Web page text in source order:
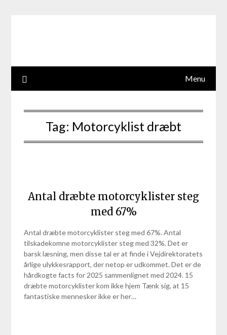
Menu
Tag: Motorcyklist dræbt
Antal dræbte motorcyklister steg
med 67%
Antal dræbte motorcyklister steg med 67%. Antal
tilskadekomne motorcyklister steg med 32%. Det er
barsk læsning, men disse tal er at finde i Vejdirektoratets
årlige ulykkesrapport, der netop er udkommet. Det er de
hårdkogte facts for 2025 sammenlignet med 2024. 15
dræbte motorcyklister kom ikke hjem Tænk sig, at 15
fantastiske mennesker ikke er her…